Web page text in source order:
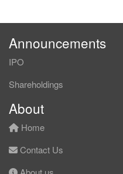
Announcements
IPO
Shareholdings
About
Home
Contact Us